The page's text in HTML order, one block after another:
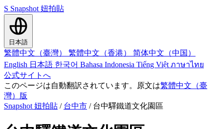
S Snapshot 妞拍貼
日本語
繁體中文（臺灣） 繁體中文（香港） 简体中文（中国）
English 日本語 한국어 Bahasa Indonesia Tiếng Việt ภาษาไทย
公式サイトへ
このページは自動翻訳されています。原文は繁體中文（臺
灣）版
Snapshot 妞拍貼 / 台中市 / 台中驛鐵道文化園區